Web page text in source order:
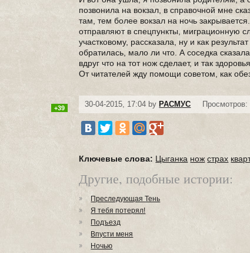
позвонила на вокзал, в справочной мне
там, тем более вокзал на ночь
отправляют в спецпункты, миграционную
участковому, рассказала, ну и как
обратилась, мало ли что. А соседка
вдруг что на тот нож сделает, и так
От читателей жду помощи советом, как
30-04-2015, 17:04 by РАСМУС Просмотров:
+39
Ключевые слова: Цыганка нож страх
Другие, подобные истории:
Преследующая Тень
Я тебя потерял!
Подъезд
Впусти меня
Ночью